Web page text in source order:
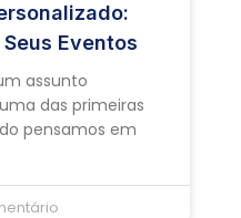
Eventos
assunto
das primeiras
pensamos em